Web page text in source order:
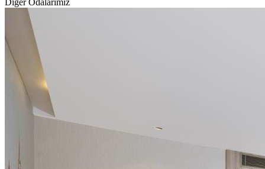
Diğer Odalarımız